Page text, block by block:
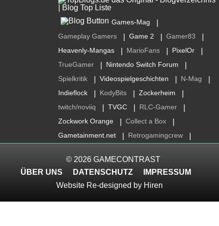
Games-Mag
Gameplay Gamers Game 2 Gamer83
Heavenly-Mangas MarioFans PixelOr
TrueGamer Nintendo Switch Forum
Spielkritik Videospielgeschichten N-Mag
Indieflock KodyBits Zockerheim
twitch/noviiq TVGC RLC-Gamer
Zockwork Orange Collect a Box
Gametainment.net Retrogamingcrew
© 2026 GAMECONTRAST
ÜBER UNS
DATENSCHUTZ
IMPRESSUM
Website Re-designed by Hiren